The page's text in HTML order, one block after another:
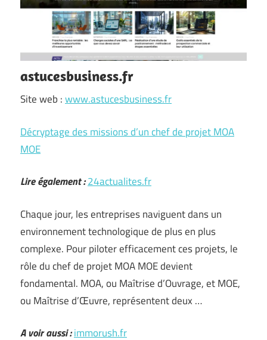
astucesbusiness.fr
Site web :www.astucesbusiness.fr
Décryptage des missions d’un chef de projet MOA
MOE
Lire également :24actualites.fr
Chaque jour, les entreprises naviguent dans un
environnement technologique de plus en plus
complexe. Pour piloter efficacement ces projets, le
rôle du chef de projet MOA MOE devient
fondamental. MOA, ou Maîtrise d’Ouvrage, et MOE,
ou Maîtrise d’Œuvre, représentent deux …
A voir aussi :immorush.fr